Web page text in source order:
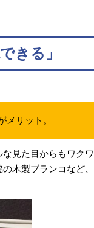
きる」
リット。
見た目からもワクワ
木製ブランコなど、